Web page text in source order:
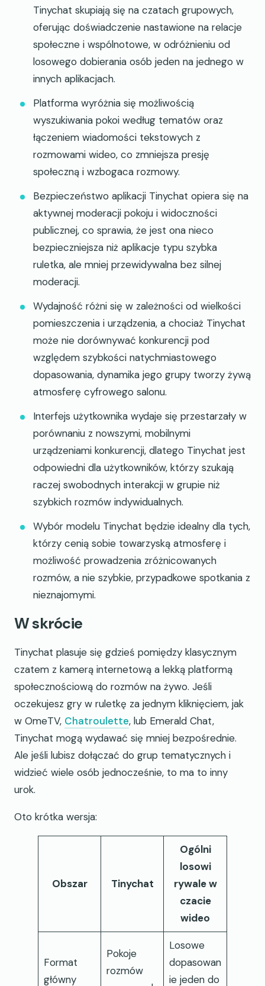
Tinychat skupiają się na czatach grupowych,
oferując doświadczenie nastawione na relacje
społeczne i wspólnotowe, w odróżnieniu od
losowego dobierania osób jeden na jednego w
innych aplikacjach.
Platforma wyróżnia się możliwością
wyszukiwania pokoi według tematów oraz
łączeniem wiadomości tekstowych z
rozmowami wideo, co zmniejsza presję
społeczną i wzbogaca rozmowy.
Bezpieczeństwo aplikacji Tinychat opiera się na
aktywnej moderacji pokoju i widoczności
publicznej, co sprawia, że jest ona nieco
bezpieczniejsza niż aplikacje typu szybka
ruletka, ale mniej przewidywalna bez silnej
moderacji.
Wydajność różni się w zależności od wielkości
pomieszczenia i urządzenia, a chociaż Tinychat
może nie dorównywać konkurencji pod
względem szybkości natychmiastowego
dopasowania, dynamika jego grupy tworzy żywą
atmosferę cyfrowego salonu.
Interfejs użytkownika wydaje się przestarzały w
porównaniu z nowszymi, mobilnymi
urządzeniami konkurencji, dlatego Tinychat jest
odpowiedni dla użytkowników, którzy szukają
raczej swobodnych interakcji w grupie niż
szybkich rozmów indywidualnych.
Wybór modelu Tinychat będzie idealny dla tych,
którzy cenią sobie towarzyską atmosferę i
możliwość prowadzenia zróżnicowanych
rozmów, a nie szybkie, przypadkowe spotkania z
nieznajomymi.
W skrócie
Tinychat plasuje się gdzieś pomiędzy klasycznym
czatem z kamerą internetową a lekką platformą
społecznościową do rozmów na żywo. Jeśli
oczekujesz gry w ruletkę za jednym kliknięciem, jak
w OmeTV, Chatroulette, lub Emerald Chat,
Tinychat mogą wydawać się mniej bezpośrednie.
Ale jeśli lubisz dołączać do grup tematycznych i
widzieć wiele osób jednocześnie, to ma to inny
urok.
Oto krótka wersja:
Obszar Tinychat
Ogólni
losowi
rywale w
czacie
wideo
Format
główny
Pokoje
rozmów
Losowe
dopasowan
ie jeden do